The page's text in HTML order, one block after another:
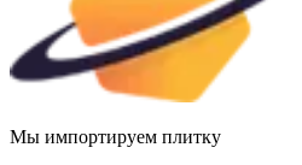
Мы импортируем плитку